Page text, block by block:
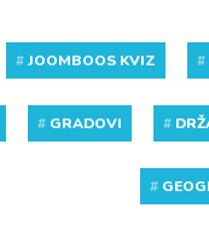
#JOOMBOOS KVIZ #
# GRADOVI #
#